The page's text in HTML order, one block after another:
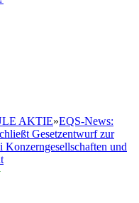
AKTIE»EQS-News:
Gesetzentwurf zur
Konzerngesellschaften und